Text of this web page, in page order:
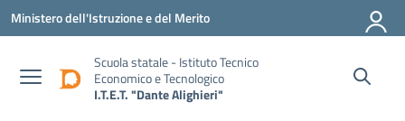
Vai ai contenuti
Vai al menu di navigazione
Vai al footer
Ministero dell'Istruzione e del Merito
Scuola statale - Istituto Tecnico
Economico e Tecnologico
I.T.E.T. "Dante Alighieri"